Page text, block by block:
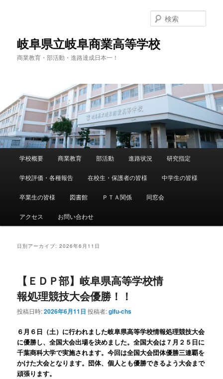
岐阜県立岐阜商業高等学校
商業教育・部活動・進路達成日本一！
索
メ
イ
ン
コ
ン
ン
ツ
へ
移
動
サ
ブ
コ
ン
テ
ツ
へ
移
動
学校概要 商業教育 部活動 進路状況 研究指定
学校評価・各種報告 在校生・保護者の皆様 中学生の皆様
卒業生の皆様 図書館 ＰＴＡ関係 同窓会
アクセス お問い合わせ
日別アーカイブ:2026年6月11日
【ＥＤＰ部】岐阜県高等学校情
報処理競技大会優勝！！
投稿日時:2026年6月11日 投稿者:gifu-chs
６月６日（土）に行われました岐阜県高等学校情報処理競技大会
に優勝し、全国大会出場を決めました。全国大会は７月２５日に
千葉商科大学で実施されます。今回は全国大会団体優勝三連覇を
かけた大会となります。団体、個人とも優勝できるよう大会まで
頑張ります。